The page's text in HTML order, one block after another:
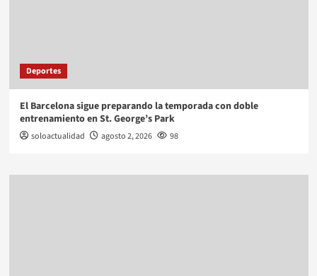
Deportes
El Barcelona sigue preparando la temporada con doble
entrenamiento en St. George’s Park
soloactualidad agosto 2, 2026 98